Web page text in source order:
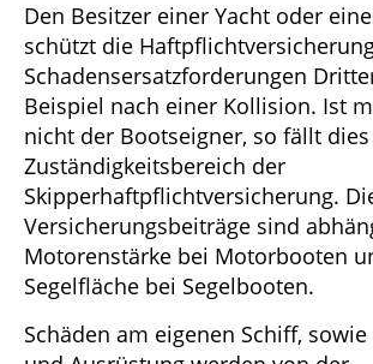
Den Besitzer einer Yacht oder
schützt die
Schadensersatzforderungen
Beispiel nach einer Kollision. Ist
nicht der Bootseigner, so fällt
Zuständigkeitsbereich der
Skipperhaftpflichtversicherung.
Versicherungsbeiträge sind
Motorenstärke bei Motorbooten
Segelfläche bei Segelbooten.
Schäden am eigenen Schiff,